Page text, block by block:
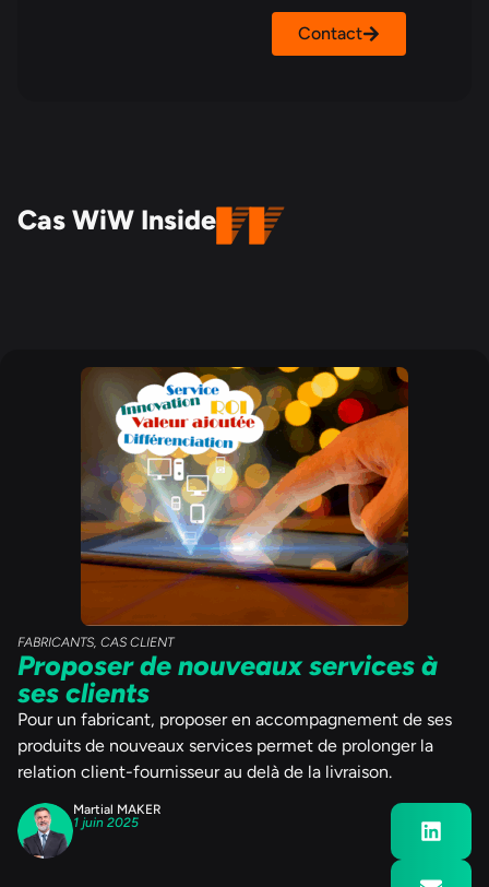
Contact
Cas WiW Inside
FABRICANTS CAS CLIENT
Proposer de nouveaux services à
ses clients
Pour un fabricant, proposer en accompagnement de ses
produits de nouveaux services permet de prolonger la
relation client-fournisseur au delà de la livraison.
Martial MAKER
1 juin 2025